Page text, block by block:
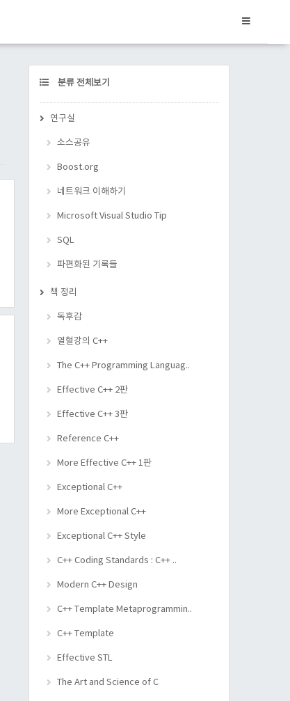
CATEGORY
분류 전체보기
연구실
소스공유
Boost.org
네트워크 이해하기
Microsoft Visual Studio Tip
SQL
파편화된 기록들
책 정리
독후감
열혈강의 C++
The C++ Programming Languag..
Effective C++ 2판
Effective C++ 3판
Reference C++
More Effective C++ 1판
Exceptional C++
More Exceptional C++
Exceptional C++ Style
C++ Coding Standards : C++ ..
Modern C++ Design
C++ Template Metaprogrammin..
C++ Template
Effective STL
The Art and Science of C